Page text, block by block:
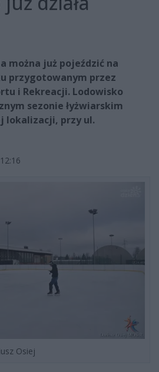
można już pojeździć na
przygotowanym przez
i Rekreacji. Lodowisko
sezonie łyżwiarskim
lokalizacji, przy ul.
Osiej